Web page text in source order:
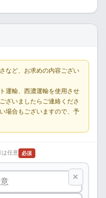
など、お求めの内容ござい
運輸、西濃運輸を使用させ
ざいましたらご連絡くださ
場合もございますので、予
は任意 必須
×